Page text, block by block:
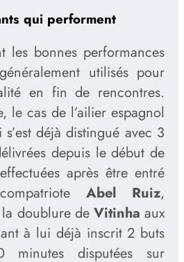
qui performent
les bonnes performances
utilisés pour
en fin de rencontres.
le cas de l’ailier espagnol
déjà distingué avec 3
depuis le début de
après être entré
Abel Ruiz,
doublure de Vitinha aux
à lui déjà inscrit 2 buts
disputées sur